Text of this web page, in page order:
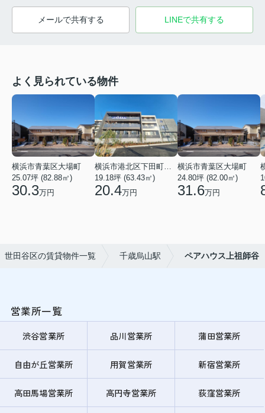
メールで共有する LINEで共有する
よく見られている物件
横浜市青葉区大場町
25.07坪 (82.88㎡)
30.3万円
19.18坪 (63.43㎡)
20.4万円
横浜市青葉区大場町
24.80坪 (82.00㎡)
31.6万円
世田谷区の賃貸物件一覧 千歳烏山駅 ペアハウス上祖師谷
営業所一覧
渋谷営業所 品川営業所 蒲田営業所
自由が丘営業所 用賀営業所 新宿営業所
高田馬場営業所 高円寺営業所 荻窪営業所